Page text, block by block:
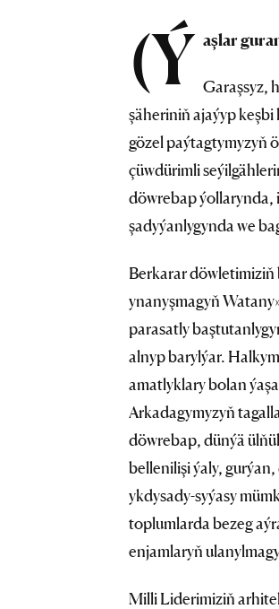
(Ý aşlar
Garaşsyz,
şäheriniň ajaýyp
gözel paýtagtymyzyň
çüwdürimli
döwrebap ýollarynda,
şadyýanlygynda we
Berkarar
ynanyşmagyň
parasatly
alnyp barylýar.
amatlyklary bolan
Arkadagymyzyň
döwrebap, dünýä
bellenilişi ýaly,
ykdysady-syýasy
toplumlarda bezeg
enjamlaryň
Milli Liderimiziň